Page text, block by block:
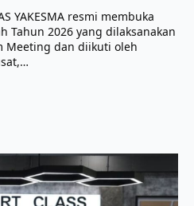
YAKESMA resmi membuka
Tahun 2026 yang dilaksanakan
Meeting dan diikuti oleh